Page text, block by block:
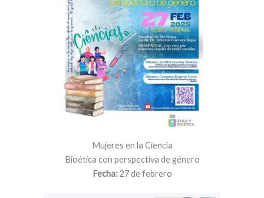
Mujeres en la Ciencia
Bioética con perspectiva de género
Fecha:27 de febrero